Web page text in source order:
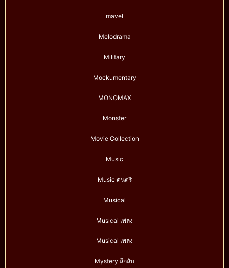
mavel
Melodrama
Military
Mockumentary
MONOMAX
Monster
Movie Collection
Music
Music ดนตรี
Musical
Musical เพลง
Musical เพลง
Mystery ลึกลับ